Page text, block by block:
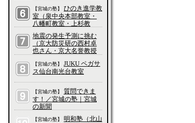
【宮城の塾】
ひのき進学教
室（泉中央本部教室・
八幡町教室・上杉教
室・五橋教室・長町教
室・愛子教室・吉成教
室・大和町教室、他）
地震の発生予測に挑む
（京大防災研の西村卓
也さん・京大名誉教授
く）／科学って、そも
そもなんだろう？
【宮城の塾】
JUKU ペガサ
ス仙台南光台教室
【宮城の塾】
質問できま
す！／宮城の塾｜宮城
の新聞
【宮城の塾】
明和塾（北山